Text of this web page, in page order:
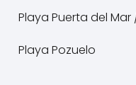
Playa Puerta del
Playa Pozuelo